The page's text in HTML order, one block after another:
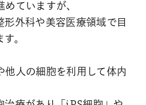
ていますが、
外科や美容医療領域で目
。
他人の細胞を利用して体内